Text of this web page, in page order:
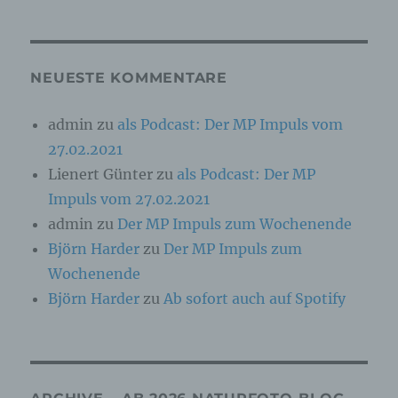
NEUESTE KOMMENTARE
admin zu als Podcast: Der MP Impuls vom
27.02.2021
Lienert Günter zu als Podcast: Der MP
Impuls vom 27.02.2021
admin zu Der MP Impuls zum Wochenende
Björn Harder zu Der MP Impuls zum
Wochenende
Björn Harder zuAb sofort auch auf Spotify
physischen, physiologischen, genetischen,
sozialen Identität dieser natürlichen Person
b) betroffene Person
Betroffene Person ist jede identifizierte oder
identifizierbare natürliche Person, deren
personenbezogene Daten von dem für die
Verarbeitung Verantwortlichen verarbeitet
werden.
c) Verarbeitung
automatisierter Verfahren ausgeführte Vorgang